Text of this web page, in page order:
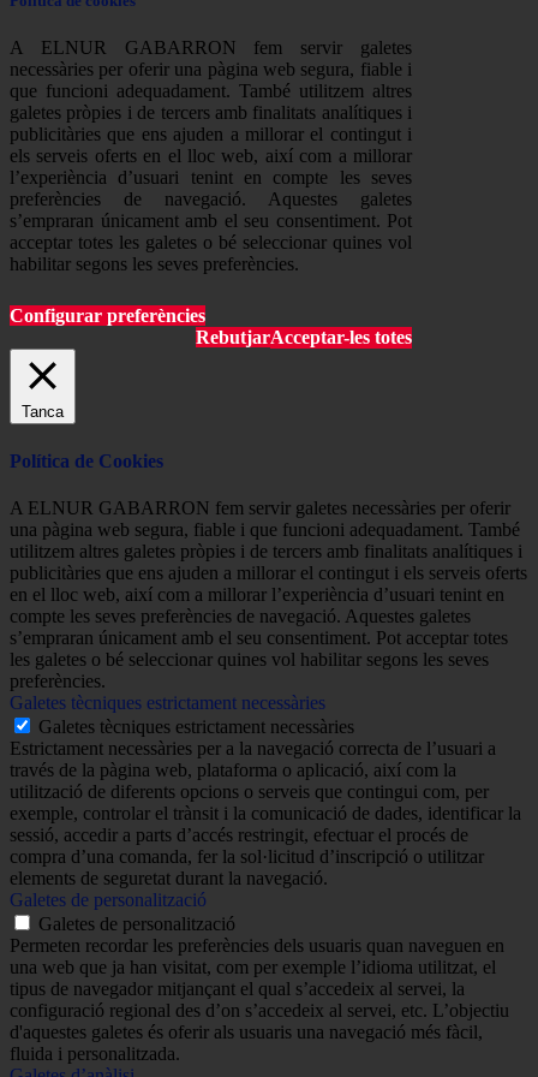
A ELNUR GABARRON fem servir galetes
necessàries per oferir una pàgina web segura, fiable i
que funcioni adequadament. També utilitzem altres
galetes pròpies i de tercers amb finalitats analítiques i
publicitàries que ens ajuden a millorar el contingut i
els serveis oferts en el lloc web, així com a millorar
l’experiència d’usuari tenint en compte les seves
preferències de navegació. Aquestes galetes
s’empraran únicament amb el seu consentiment. Pot
acceptar totes les galetes o bé seleccionar quines vol
habilitar segons les seves preferències.
Configurar preferències
RebutjarAcceptar-les totes
Tanca
Política de Cookies
A ELNUR GABARRON fem servir galetes necessàries per oferir
una pàgina web segura, fiable i que funcioni adequadament. També
utilitzem altres galetes pròpies i de tercers amb finalitats analítiques i
publicitàries que ens ajuden a millorar el contingut i els serveis oferts
en el lloc web, així com a millorar l’experiència d’usuari tenint en
compte les seves preferències de navegació. Aquestes galetes
s’empraran únicament amb el seu consentiment. Pot acceptar totes
les galetes o bé seleccionar quines vol habilitar segons les seves
preferències.
Galetes tècniques estrictament necessàries
Galetes tècniques estrictament necessàries
Estrictament necessàries per a la navegació correcta de l’usuari a
través de la pàgina web, plataforma o aplicació, així com la
utilització de diferents opcions o serveis que contingui com, per
exemple, controlar el trànsit i la comunicació de dades, identificar la
sessió, accedir a parts d’accés restringit, efectuar el procés de
compra d’una comanda, fer la sol·licitud d’inscripció o utilitzar
elements de seguretat durant la navegació.
Galetes de personalització
Galetes de personalització
Permeten recordar les preferències dels usuaris quan naveguen en
una web que ja han visitat, com per exemple l’idioma utilitzat, el
tipus de navegador mitjançant el qual s’accedeix al servei, la
configuració regional des d’on s’accedeix al servei, etc. L’objectiu
d'aquestes galetes és oferir als usuaris una navegació més fàcil,
fluida i personalitzada.